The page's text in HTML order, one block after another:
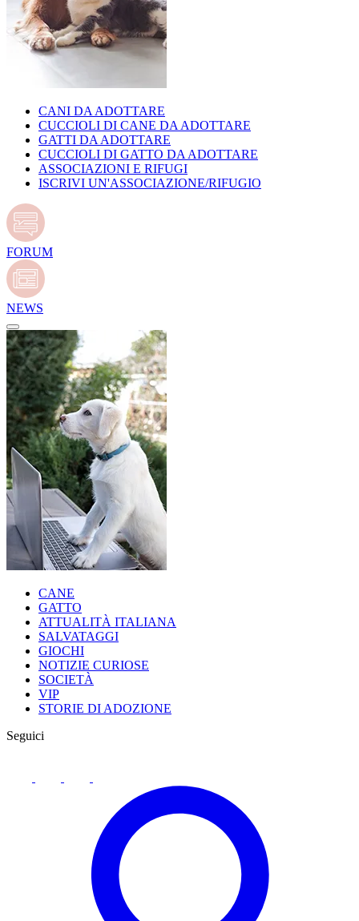
CANI DA ADOTTARE
CUCCIOLI DI CANE DA ADOTTARE
GATTI DA ADOTTARE
CUCCIOLI DI GATTO DA ADOTTARE
ASSOCIAZIONI E RIFUGI
ISCRIVI UN'ASSOCIAZIONE/RIFUGIO
FORUM
NEWS
CANE
GATTO
ATTUALITÀ ITALIANA
SALVATAGGI
GIOCHI
NOTIZIE CURIOSE
SOCIETÀ
VIP
STORIE DI ADOZIONE
Seguici